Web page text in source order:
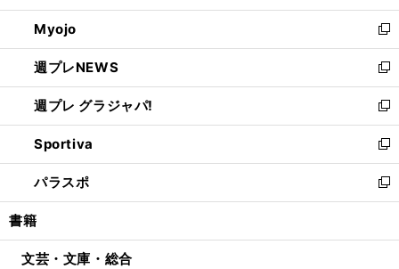
開
く
ウ
で
開
く
ン
ド
ウ
で
開
く
ウ
ィ
ン
ド
ウ
で
開
く
Myojo
新
し
い
ウ
ィ
ン
ド
ウ
で
開
週プレNEWS
新
し
い
ウ
ィ
ン
ド
ウ
開
週プレ グラジャパ!
新
し
い
ウ
ィ
ン
ウ
Sportiva
新
し
い
ウ
ン
パラスポ
新
し
ウ
書籍
文芸・文庫・総合